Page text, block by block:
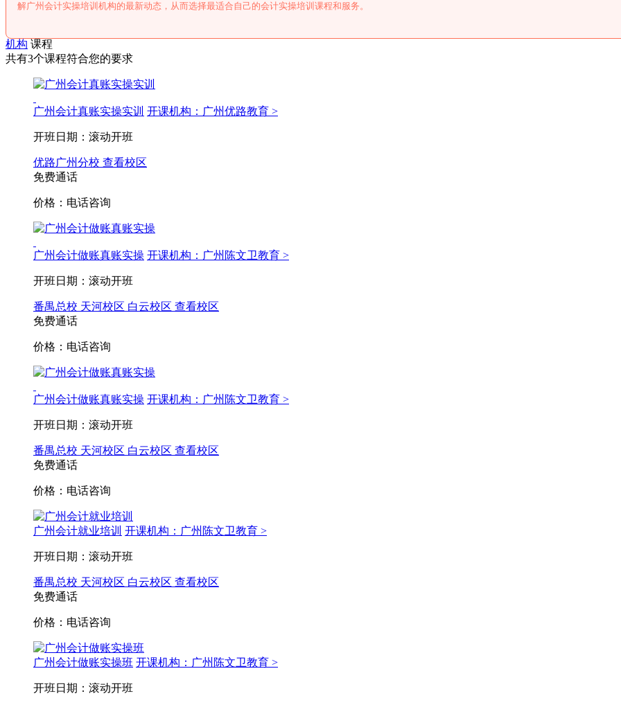
解广州会计实操培训机构的最新动态，从而选择最适合自己的会计实操培训课程和服务。
机构 课程
共有3个课程符合您的要求
广州会计真账实操实训 开课机构：广州优路教育 >
开班日期：滚动开班
优路广州分校 查看校区
免费通话
价格：电话咨询
广州会计做账真账实操 开课机构：广州陈文卫教育 >
开班日期：滚动开班
番禺总校 天河校区 白云校区 查看校区
免费通话
价格：电话咨询
广州会计做账真账实操 开课机构：广州陈文卫教育 >
开班日期：滚动开班
番禺总校 天河校区 白云校区 查看校区
免费通话
价格：电话咨询
广州会计就业培训 开课机构：广州陈文卫教育 >
开班日期：滚动开班
番禺总校 天河校区 白云校区 查看校区
免费通话
价格：电话咨询
广州会计做账实操班 开课机构：广州陈文卫教育 >
开班日期：滚动开班